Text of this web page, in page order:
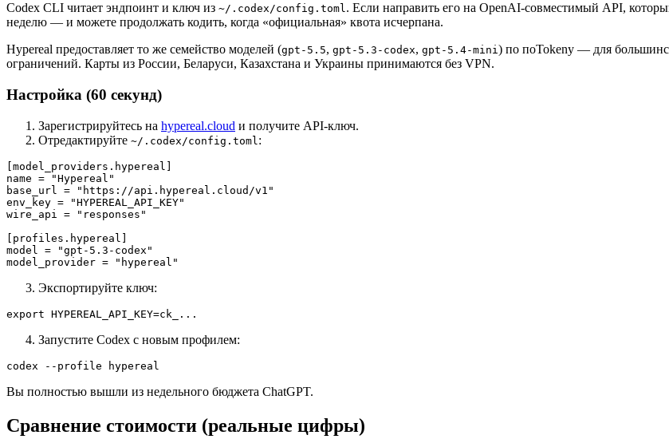
Codex CLI читает эндпоинт и ключ из ~/.codex/config.toml. Если направить его на OpenAI-совместимый API,
неделю — и можете продолжать кодить, когда «официальная» квота исчерпана.
Hypereal предоставляет то же семейство моделей (gpt-5.5, gpt-5.3-codex, gpt-5.4-mini) по поTokenу — для
ограничений. Карты из России, Беларуси, Казахстана и Украины принимаются без VPN.
Настройка (60 секунд)
Зарегистрируйтесь на hypereal.cloud и получите API-ключ.
Отредактируйте ~/.codex/config.toml :
[model_providers.hypereal]
name = "Hypereal"
base_url = "https://api.hypereal.cloud/v1"
env_key = "HYPEREAL_API_KEY"
wire_api = "responses"
[profiles.hypereal]
model = "gpt-5.3-codex"
Экспортируйте ключ:
Запустите Codex с новым профилем:
Вы полностью вышли из недельного бюджета ChatGPT.
Сравнение стоимости (реальные цифры)